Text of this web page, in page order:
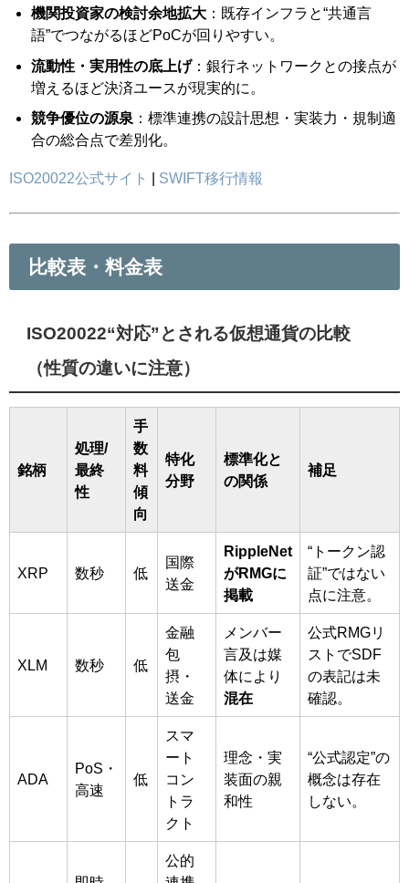
機関投資家の検討余地拡大 ：既存インフラと“共通言
語”でつながるほどPoCが回りやすい。
流動性・実用性の底上げ：銀行ネットワークとの接点が
増えるほど決済ユースが現実的に。
競争優位の源泉 ：標準連携の設計思想・実装力・規制適
合の総合点で差別化。
ISO20022公式サイト SWIFT移行情報
比較表・料金表
ISO20022“対応”とされる仮想通貨の比較
（性質の違いに注意）
銘柄
処理/
最終
性
手
数
料
傾
向
特化
分野
標準化と
の関係
補足
XRP 数秒 低
国際
送金
RippleNet
がRMGに
掲載
“トークン認
証”ではない
点に注意。
XLM 数秒 低
金融
包
摂・
送金
メンバー
言及は媒
体により
混在
公式RMGリ
ストでSDF
の表記は未
確認。
ADA
PoS・
高速
低
スマ
ート
コン
トラ
クト
理念・実
装面の親
和性
“公式認定”の
概念は存在
しない。
公的